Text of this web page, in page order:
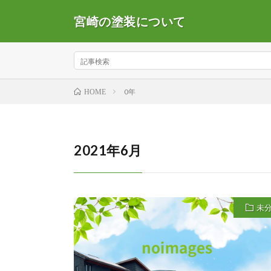
宮崎の塗装について
HOME 0年
2021年6月
未